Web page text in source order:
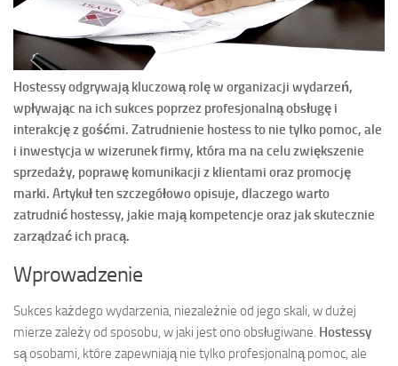
Hostessy odgrywają kluczową rolę w organizacji wydarzeń,
wpływając na ich sukces poprzez profesjonalną obsługę i
interakcję z gośćmi. Zatrudnienie hostess to nie tylko pomoc, ale
i inwestycja w wizerunek firmy, która ma na celu zwiększenie
sprzedaży, poprawę komunikacji z klientami oraz promocję
marki. Artykuł ten szczegółowo opisuje, dlaczego warto
zatrudnić hostessy, jakie mają kompetencje oraz jak skutecznie
zarządzać ich pracą.
Wprowadzenie
Sukces każdego wydarzenia, niezależnie od jego skali, w dużej
mierze zależy od sposobu, w jaki jest ono obsługiwane. Hostessy
są osobami, które zapewniają nie tylko profesjonalną pomoc, ale